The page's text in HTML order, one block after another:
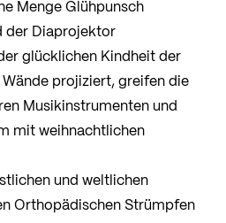
Menge Glühpunsch
der Diaprojektor
glücklichen Kindheit der
Wände projiziert, greifen die
Musikinstrumenten und
mit weihnachtlichen
und weltlichen
Orthopädischen Strümpfen